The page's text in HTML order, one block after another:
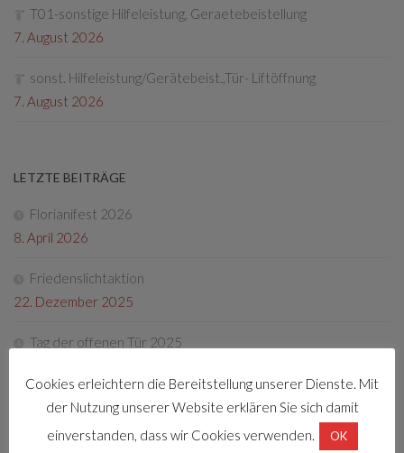
T01-sonstige Hilfeleistung, Geraetebeistellung
7. August 2026
sonst. Hilfeleistung/Gerätebeist.,Tür- Liftöffnung
7. August 2026
LETZTE BEITRÄGE
Florianifest 2026
8. April 2026
Friedenslichtaktion
22. Dezember 2025
Tag der offenen Tür 2025
Fotos Florianifest 2025
13. Mai 2025
Cookies erleichtern die Bereitstellung unserer Dienste. Mit
der Nutzung unserer Website erklären Sie sich damit
einverstanden, dass wir Cookies verwenden.
OK